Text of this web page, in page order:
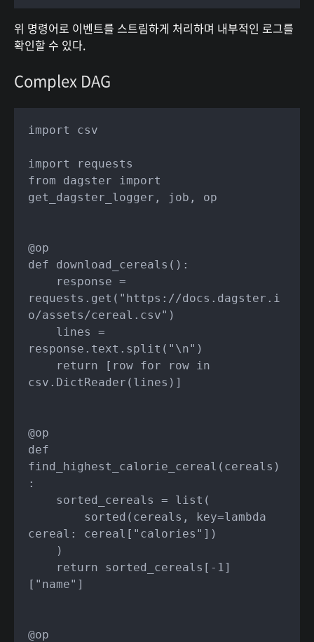
위 명령어로 이벤트를 스트림하게 처리하며 내부적인 로그를
확인할 수 있다.
Complex DAG
import csv
import requests
from dagster import
get_dagster_logger, job, op
@op
def download_cereals():
requests.get("https://docs.dagster.i
o/assets/cereal.csv")
response.text.split("\n")
csv.DictReader(lines)]
@op
def
find_highest_calorie_cereal(cereals)
:
cereal: cereal["calories"])
["name"]
@op